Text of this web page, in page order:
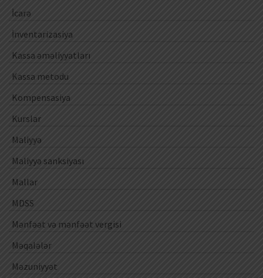
İcarə
İnventarizasiya
Kassa əməliyyatları
Kassa metodu
Kompensasiya
Kurslar
Maliyyə
Maliyyə sanksiyası
Mallar
MDSS
Mənfəət və mənfəət vergisi
Məqalələr
Məzuniyyət